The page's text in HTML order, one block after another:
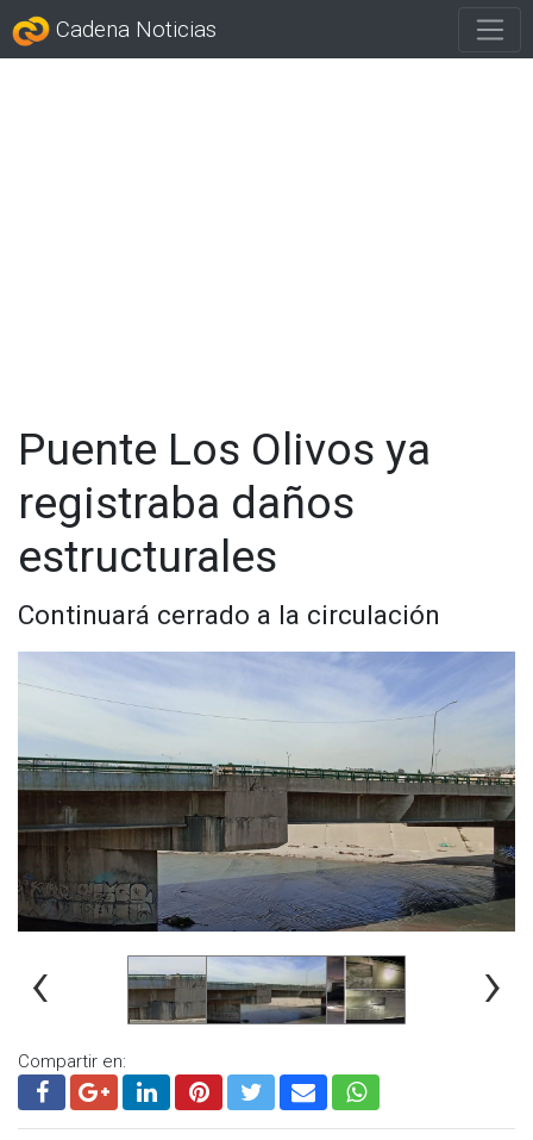
Cadena Noticias
Puente Los Olivos ya
registraba daños
estructurales
Continuará cerrado a la circulación
‹ ›
Compartir en: